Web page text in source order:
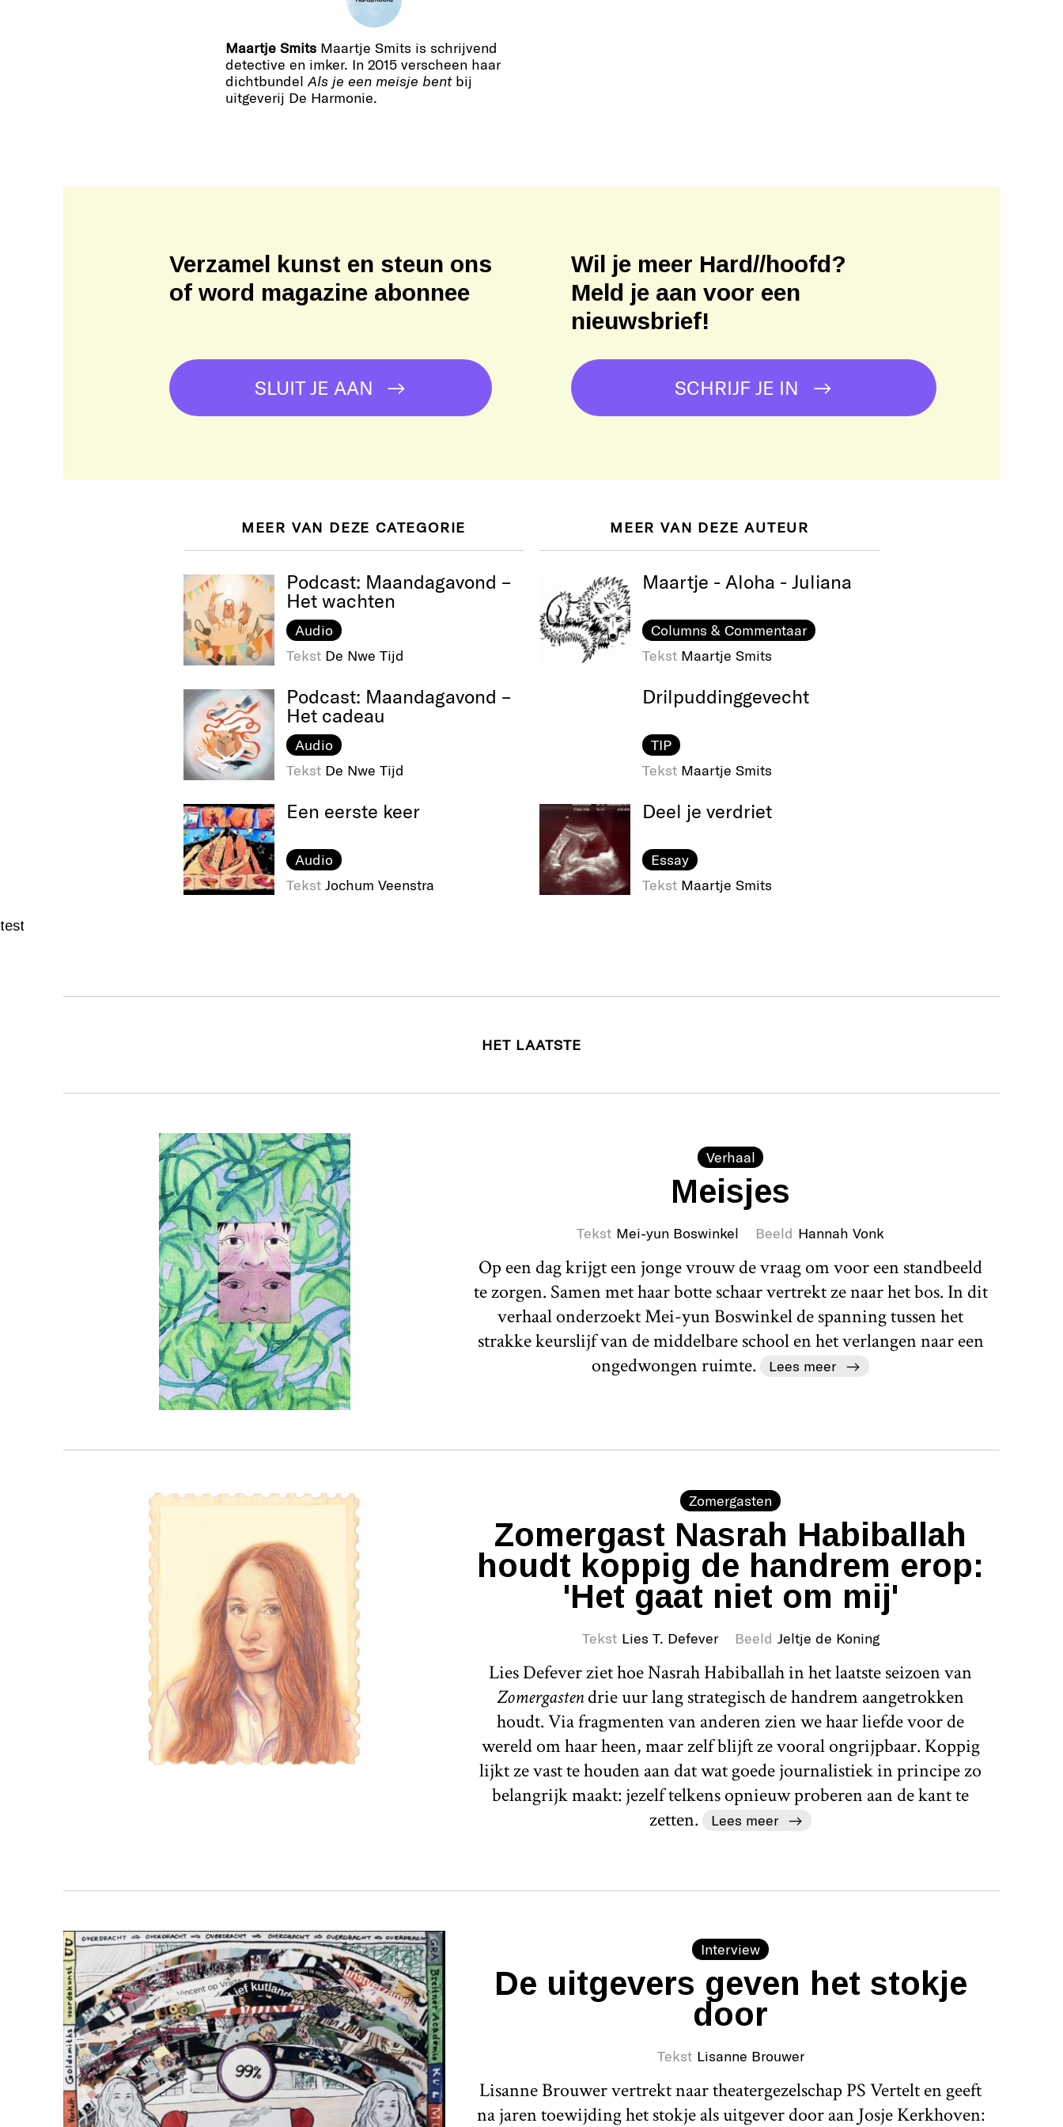
Maartje SmitsMaartje Smits is schrijvend
detective en imker. In 2015 verscheen haar
dichtbundel Als je een meisje bentbij
uitgeverij De Harmonie.
Verzamel kunst en steun ons
of word magazine abonnee
SLUIT JE AAN
Wil je meer Hard//hoofd?
Meld je aan voor een
nieuwsbrief!
SCHRIJF JE IN
MEER VAN DEZE CATEGORIE
Podcast: Maandagavond –
Het wachten
Audio
Tekst De Nwe Tijd
Podcast: Maandagavond –
Het cadeau
Audio
Tekst De Nwe Tijd
Een eerste keer
Audio
Tekst Jochum Veenstra
MEER VAN DEZE AUTEUR
Maartje - Aloha - Juliana
Columns & Commentaar
Tekst Maartje Smits
Drilpudding​gevecht
TIP
Tekst Maartje Smits
Deel je verdriet
Essay
Tekst Maartje Smits
test
HET LAATSTE
Verhaal
Meisjes
Tekst Mei-yun Boswinkel Beeld Hannah Vonk
Op een dag krijgt een jonge vrouw de vraag om voor een standbeeld
te zorgen. Samen met haar botte schaar vertrekt ze naar het bos. In dit
verhaal onderzoekt Mei-yun Boswinkel de spanning tussen het
strakke keurslijf van de middelbare school en het verlangen naar een
ongedwongen ruimte.
Lees meer
Zomergasten
Zomergast Nasrah Habiballah
houdt koppig de handrem erop:
'Het gaat niet om mij'
Tekst Lies T. Defever Beeld Jeltje de Koning
Lies Defever ziet hoe Nasrah Habiballah in het laatste seizoen van
Zomergastendrie uur lang strategisch de handrem aangetrokken
houdt. Via fragmenten van anderen zien we haar liefde voor de
wereld om haar heen, maar zelf blijft ze vooral ongrijpbaar. Koppig
lijkt ze vast te houden aan dat wat goede journalistiek in principe zo
belangrijk maakt: jezelf telkens opnieuw proberen aan de kant te
zetten.
Lees meer
Interview
De uitgevers geven het stokje
door
Tekst Lisanne Brouwer
Lisanne Brouwer vertrekt naar theatergezelschap PS Vertelt en geeft
na jaren toewijding het stokje als uitgever door aan Josje Kerkhoven: